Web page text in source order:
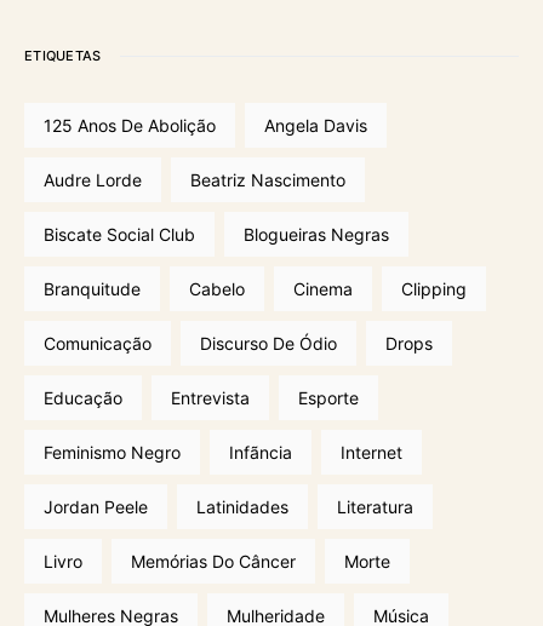
ETIQUETAS
125 Anos De Abolição Angela Davis
Audre Lorde Beatriz Nascimento
Biscate Social Club Blogueiras Negras
Branquitude Cabelo Cinema Clipping
Comunicação Discurso De Ódio Drops
Educação Entrevista Esporte
Feminismo Negro Infãncia Internet
Jordan Peele Latinidades Literatura
Livro Memórias Do Câncer Morte
Mulheres Negras Mulheridade Música